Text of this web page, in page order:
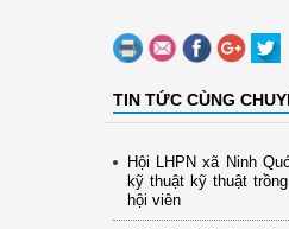
TIN TỨC CÙNG
Hội LHPN xã Ninh
kỹ thuật kỹ thuật
hội viên